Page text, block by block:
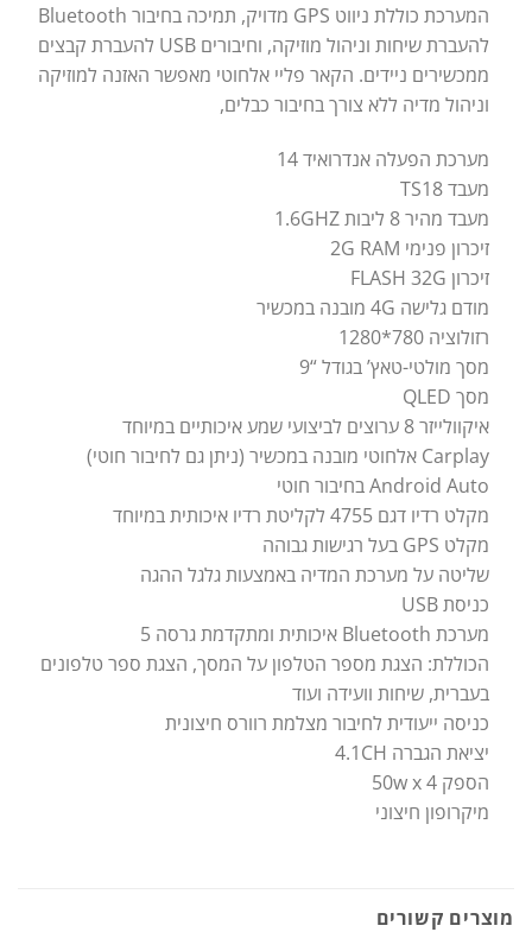
המערכת כוללת ניווט GPS מדויק, תמיכה בחיבור Bluetooth
להעברת שיחות וניהול מוזיקה, וחיבורים USB להעברת קבצים
ממכשירים ניידים. הקאר פליי אלחוטי מאפשר האזנה למוזיקה
וניהול מדיה ללא צורך בחיבור כבלים,
מערכת הפעלה אנדרואיד 14
מעבד TS18
מעבד מהיר 8 ליבות 1.6GHZ
זיכרון פנימי 2G RAM
זיכרון FLASH 32G
מודם גלישה 4G מובנה במכשיר
רזולוציה 780*1280
מסך מולטי-טאץ’ בגודל “9
מסך QLED
איקוולייזר 8 ערוצים לביצועי שמע איכותיים במיוחד
Carplay אלחוטי מובנה במכשיר (ניתן גם לחיבור חוטי)
Android Auto בחיבור חוטי
מקלט רדיו דגם 4755 לקליטת רדיו איכותית במיוחד
מקלט GPS בעל רגישות גבוהה
שליטה על מערכת המדיה באמצעות גלגל ההגה
כניסת USB
מערכת Bluetooth איכותית ומתקדמת גרסה 5
הכוללת: הצגת מספר הטלפון על המסך, הצגת ספר טלפונים
בעברית, שיחות וועידה ועוד
כניסה ייעודית לחיבור מצלמת רוורס חיצונית
יציאת הגברה 4.1CH
הספק 50w x 4
מיקרופון חיצוני
מוצרים קשורים